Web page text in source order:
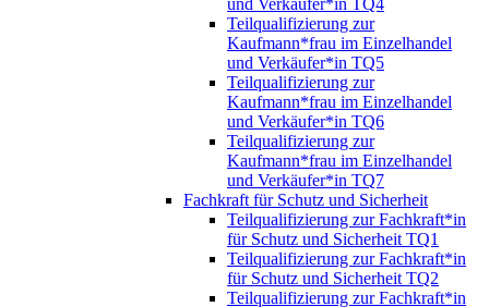
und Verkäufer*in TQ4
Teilqualifizierung zur
Kaufmann*frau im Einzelhandel
und Verkäufer*in TQ5
Teilqualifizierung zur
Kaufmann*frau im Einzelhandel
und Verkäufer*in TQ6
Teilqualifizierung zur
Kaufmann*frau im Einzelhandel
und Verkäufer*in TQ7
Fachkraft für Schutz und Sicherheit
Teilqualifizierung zur Fachkraft*in
für Schutz und Sicherheit TQ1
Teilqualifizierung zur Fachkraft*in
für Schutz und Sicherheit TQ2
Teilqualifizierung zur Fachkraft*in